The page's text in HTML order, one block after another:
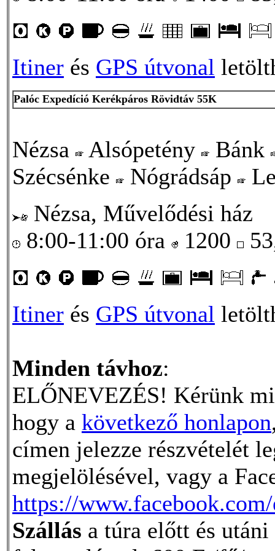
Itiner és GPS útvonal
Palóc Expedíció Kerékpáros Rövidtáv 55K
Nézsa Alsópetény
Bánk
Szécsénke
Nógrádsáp
Nézsa, Művelődési ház
8:00-11:00 óra
1200
Itiner és GPS útvonal
Minden távhoz:
ELŐNEVEZÉS! Kérünk
hogy a következő honlapon
címen jelezze részvételét
megjelölésével, vagy a
https://
Szállás a túra előtt és